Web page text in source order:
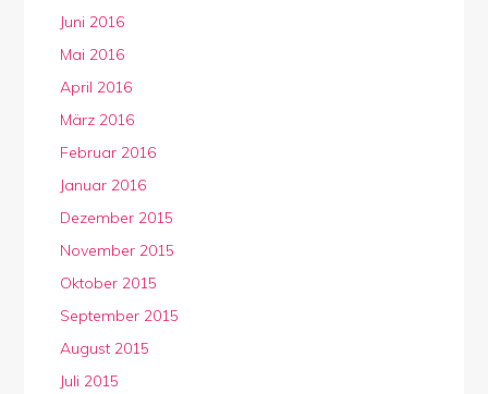
Juni 2016
Mai 2016
April 2016
März 2016
Februar 2016
Januar 2016
Dezember 2015
November 2015
Oktober 2015
September 2015
August 2015
Juli 2015